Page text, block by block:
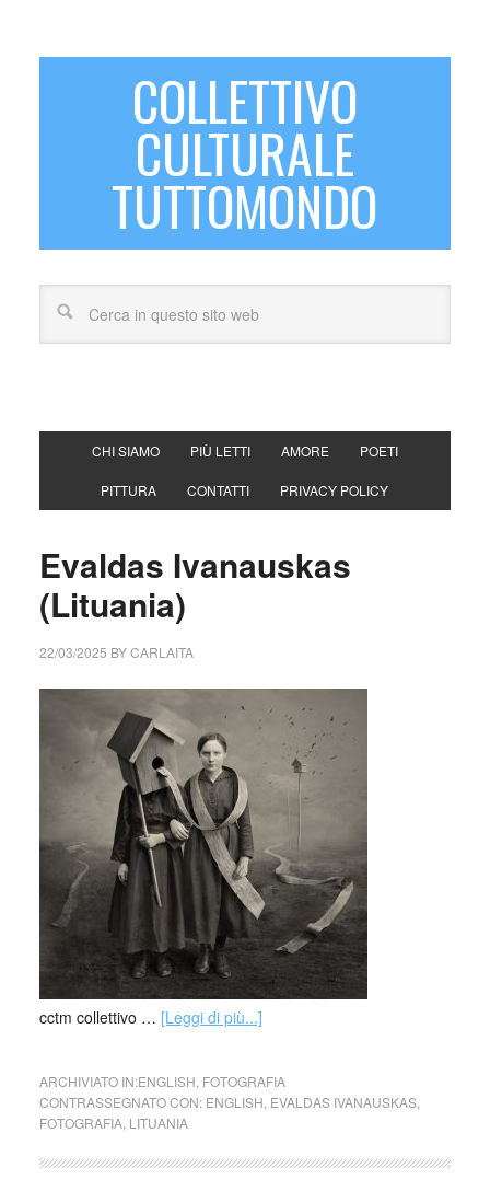
COLLETTIVO
CULTURALE
TUTTOMONDO
CHI SIAMO PIÙ LETTI AMORE POETI
PITTURA CONTATTI PRIVACY POLICY
Evaldas Ivanauskas
(Lituania)
22/03/2025 BYCARLAITA
cctm collettivo … [Leggi di più...]
ARCHIVIATO IN:ENGLISH FOTOGRAFIA
CONTRASSEGNATO CON: ENGLISH EVALDAS IVANAUSKAS,
FOTOGRAFIA, LITUANIA